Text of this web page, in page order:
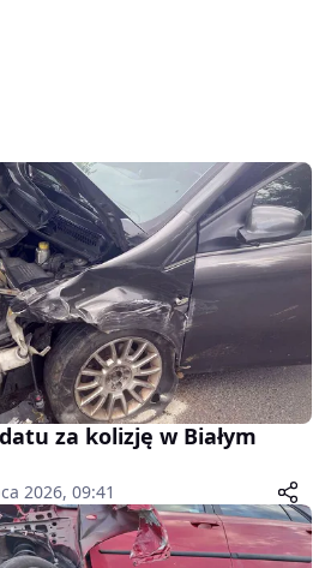
za kolizję w Białym
2026, 09:41